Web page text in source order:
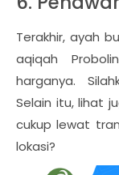
Terakhir, ayah
aqiqah
harganya.
Selain itu, lihat
cukup lewat
lokasi?